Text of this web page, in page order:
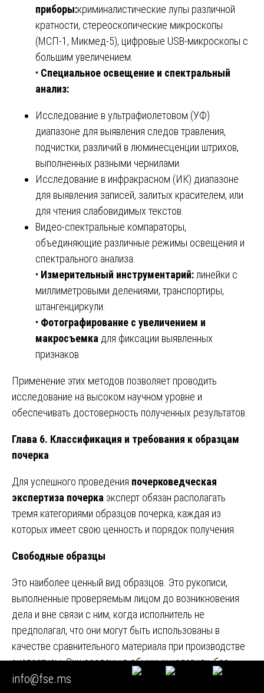
приборы:криминалистические лупы различной
кратности, стереоскопические микроскопы
(МСП-1, Микмед-5), цифровые USB-микроскопы с
большим увеличением.
• Специальное освещение и спектральный
анализ:
Исследование в ультрафиолетовом (УФ)
диапазоне для выявления следов травления,
подчистки, различий в люминесценции штрихов,
выполненных разными чернилами.
Исследование в инфракрасном (ИК) диапазоне
для выявления записей, залитых красителем, или
для чтения слабовидимых текстов.
Видео-спектральные компараторы,
объединяющие различные режимы освещения и
спектрального анализа.
• Измерительный инструментарий: линейки с
миллиметровыми делениями, транспортиры,
штангенциркули.
• Фотографирование с увеличением и
макросъемка для фиксации выявленных
признаков.
Применение этих методов позволяет проводить
исследование на высоком научном уровне и
обеспечивать достоверность полученных результатов.
Глава 6. Классификация и требования к образцам
почерка
Для успешного проведения почерковедческая
экспертиза почерка эксперт обязан располагать
тремя категориями образцов почерка, каждая из
которых имеет свою ценность и порядок получения.
Свободные образцы
Это наиболее ценный вид образцов. Это рукописи,
выполненные проверяемым лицом до возникновения
дела и вне связи с ним, когда исполнитель не
предполагал, что они могут быть использованы в
качестве сравнительного материала при производстве
экспертизы. Они созданы в обычных условиях, без
намерения изменить почерк.
info@fse.ms